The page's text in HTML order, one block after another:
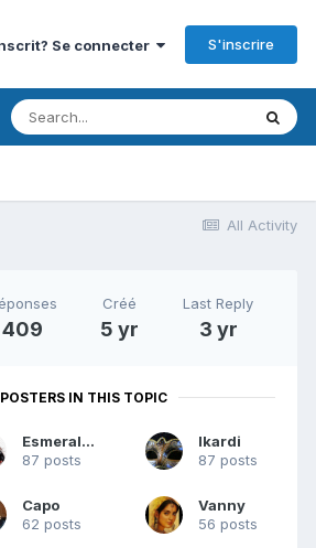
Se connecter S'inscrire
All Activity
409
Créé
5 yr
Last Reply
3 yr
IN THIS TOPIC
Esmeralda
87 posts
Ikardi
87 posts
Capo
62 posts
Vanny
56 posts